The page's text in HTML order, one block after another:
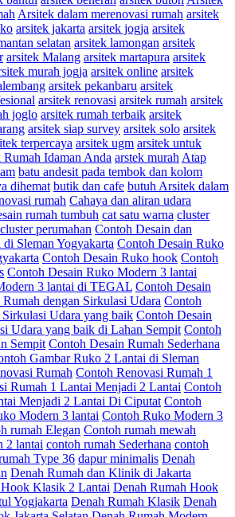
Arsitek dalam merenovasi rumah arsitek
arsitek jakarta arsitek jogja arsitek
selatan arsitek lamongan arsitek
arsitek Malang arsitek martapura arsitek
murah jogja arsitek online arsitek
arsitek pekanbaru arsitek
arsitek renovasi arsitek rumah arsitek
joglo arsitek rumah terbaik arsitek
arsitek siap survey arsitek solo arsitek
terpercaya arsitek ugm arsitek untuk
Idaman Anda arstek murah Atap
batu andesit pada tembok dan kolom
dihemat butik dan cafe butuh Arsitek dalam
rumah Cahaya dan aliran udara
rumah tumbuh cat satu warna cluster
cluster perumahan Contoh Desain dan
Sleman Yogyakarta Contoh Desain Ruko
Contoh Desain Ruko hook Contoh
Contoh Desain Ruko Modern 3 lantai
3 lantai di TEGAL Contoh Desain
dengan Sirkulasi Udara Contoh
Udara yang baik Contoh Desain
Udara yang baik di Lahan Sempit Contoh
Sempit Contoh Desain Rumah Sederhana
Gambar Ruko 2 Lantai di Sleman
Rumah Contoh Renovasi Rumah 1
Rumah 1 Lantai Menjadi 2 Lantai Contoh
Menjadi 2 Lantai Di Ciputat Contoh
Modern 3 lantai Contoh Ruko Modern 3
rumah Elegan Contoh rumah mewah
2 lantai contoh rumah Sederhana contoh
Type 36 dapur minimalis Denah
Denah Rumah dan Klinik di Jakarta
Klasik 2 Lantai Denah Rumah Hook
Yogjakarta Denah Rumah Klasik Denah